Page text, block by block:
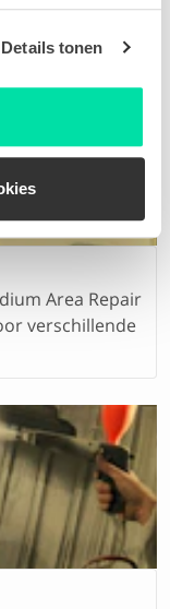
Details tonen
Area Repair
verschillende